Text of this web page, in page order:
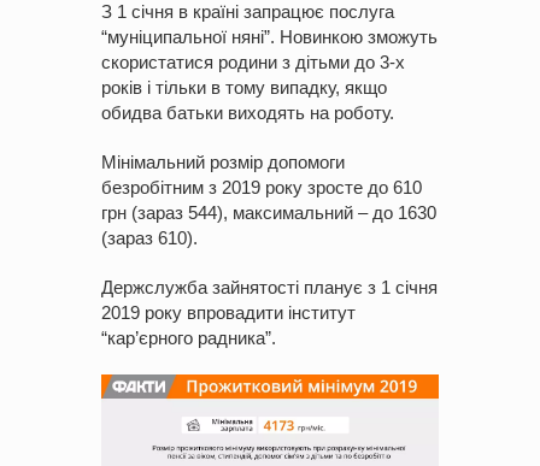
З 1 січня в країні запрацює послуга
“муніципальної няні”. Новинкою зможуть
скористатися родини з дітьми до 3-х
років і тільки в тому випадку, якщо
обидва батьки виходять на роботу.
Мінімальний розмір допомоги
безробітним з 2019 року зросте до 610
грн (зараз 544), максимальний – до 1630
(зараз 610).
Держслужба зайнятості планує з 1 січня
2019 року впровадити інститут
“кар’єрного радника”.